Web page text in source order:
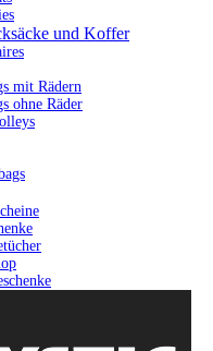
und Koffer
mit Rädern
ohne Räder